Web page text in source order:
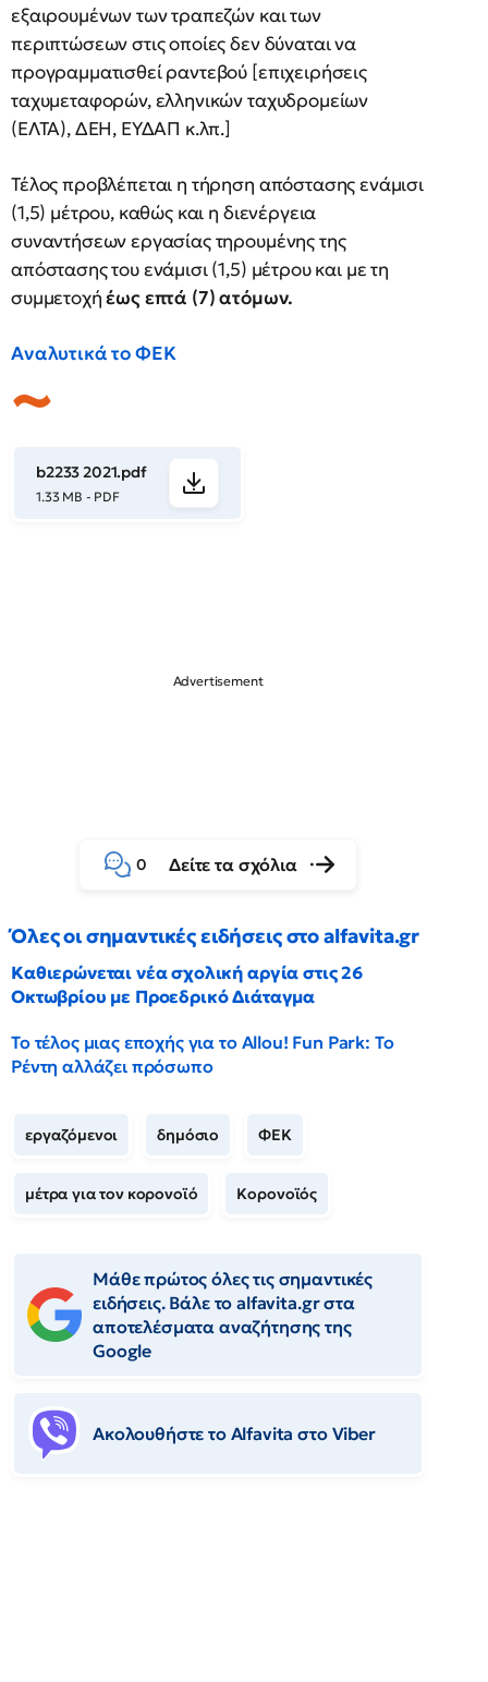
εξαιρουμένων των τραπεζών και των
περιπτώσεων στις οποίες δεν δύναται να
προγραμματισθεί ραντεβού [επιχειρήσεις
ταχυμεταφορών, ελληνικών ταχυδρομείων
(ΕΛΤΑ), ΔΕΗ, ΕΥΔΑΠ κ.λπ.]
Τέλος προβλέπεται η τήρηση απόστασης ενάμισι
(1,5) μέτρου, καθώς και η διενέργεια
συναντήσεων εργασίας τηρουμένης της
απόστασης του ενάμισι (1,5) μέτρου και με τη
συμμετοχήέως επτά (7) ατόμων.
Αναλυτικά το ΦΕΚ
b2233 2021.pdf
1.33 MB - PDF
0 Δείτε τα σχόλια
Όλες οι σημαντικές ειδήσεις στο alfavita.gr
Καθιερώνεται νέα σχολική αργία στις 26
Οκτωβρίου με Προεδρικό Διάταγμα
Το τέλος μιας εποχής για το Allou! Fun Park: Το
Ρέντη αλλάζει πρόσωπο
εργαζόμενοι δημόσιο ΦΕΚ
μέτρα για τον κορονοϊό Κορονοϊός
Μάθε πρώτος όλες τις σημαντικές
ειδήσεις. Βάλε το alfavita.gr στα
αποτελέσματα αναζήτησης της
Google
Ακολουθήστε το Αlfavita στο Viber